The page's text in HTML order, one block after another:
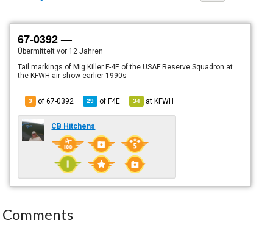
67-0392 —
Übermitteltvor 12 Jahren
Tail markings of Mig Killer F-4E of the USAF Reserve Squadron at
the KFWH air show earlier 1990s
3 of 67-0392 29 ofF4E 34 atKFWH
CB Hitchens
Comments